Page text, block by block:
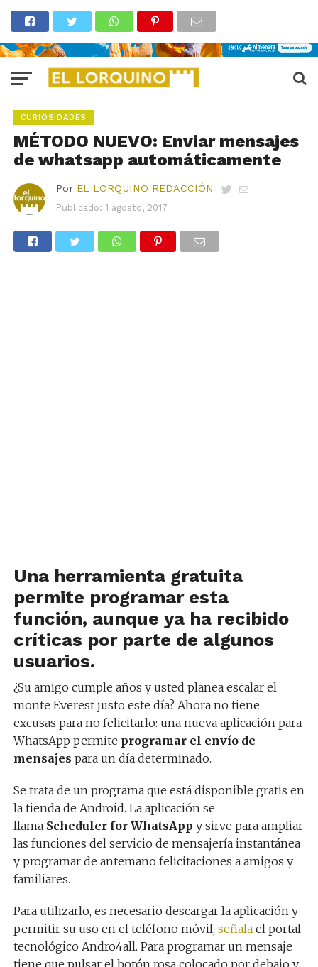
CURIOSIDADES
MÉTODO NUEVO: Enviar mensajes
de whatsapp automáticamente
Por EL LORQUINO REDACCIÓN
Publicado: 1 agosto, 2017
Una herramienta gratuita
permite programar esta
función, aunque ya ha recibido
críticas por parte de algunos
usuarios.
¿Su amigo cumple años y usted planea escalar el
monte Everest justo este día? Ahora no tiene
excusas para no felicitarlo: una nueva aplicación para
WhatsApp permite programar el envío de
mensajes para un día determinado.
Se trata de un programa que está disponible gratis en
la tienda de Android. La aplicación se
llama Scheduler for WhatsApp y sirve para ampliar
las funciones del servicio de mensajería instantánea
y programar de antemano felicitaciones a amigos y
familiares.
Para utilizarlo, es necesario descargar la aplicación y
permitir su uso en el teléfono móvil, señalael portal
tecnológico Andro4all. Para programar un mensaje
tiene que pulsar el botón rosa colocado por debajo y